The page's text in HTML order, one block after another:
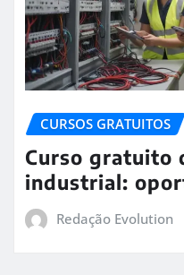
CURSOS GRATUITOS
Curso gratuito
industrial:
Redação Evolution